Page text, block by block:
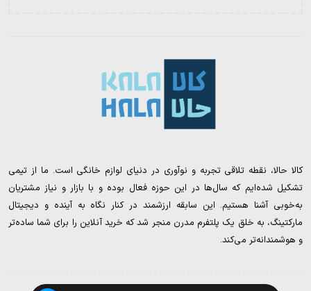
کالا حالا، نقطه تلاقی تجربه و نوآوری در دنیای لوازم خانگی است. ما از تیمی
تشکیل شده‌ایم که سال‌ها در این حوزه فعال بوده و با بازار و نیاز مشتریان
به‌خوبی آشنا هستیم. این سابقه ارزشمند در کنار نگاه به آینده و دیجیتال
مارکتینگ، به خلق یک پلتفرم مدرن منجر شد که خرید آنلاین را برای شما ساده‌تر
و هوشمندانه‌تر می‌کند.